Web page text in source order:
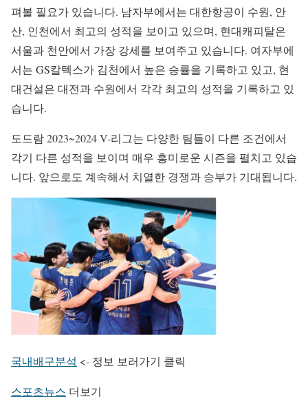
펴볼 필요가 있습니다. 남자부에서는 대한항공이 수원, 안
산, 인천에서 최고의 성적을 보이고 있으며, 현대캐피탈은
서울과 천안에서 가장 강세를 보여주고 있습니다. 여자부에
서는 GS칼텍스가 김천에서 높은 승률을 기록하고 있고, 현
대건설은 대전과 수원에서 각각 최고의 성적을 기록하고 있
습니다.
도드람 2023~2024 V-리그는 다양한 팀들이 다른 조건에서
각기 다른 성적을 보이며 매우 흥미로운 시즌을 펼치고 있습
니다. 앞으로도 계속해서 치열한 경쟁과 승부가 기대됩니다.
국내배구분석 <- 정보 보러가기 클릭
스포츠뉴스 더보기